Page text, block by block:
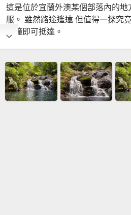
這是位於宜蘭外澳某個部落內的
服。 雖然路途遙遠 但值得一探究
分鐘即可抵達。